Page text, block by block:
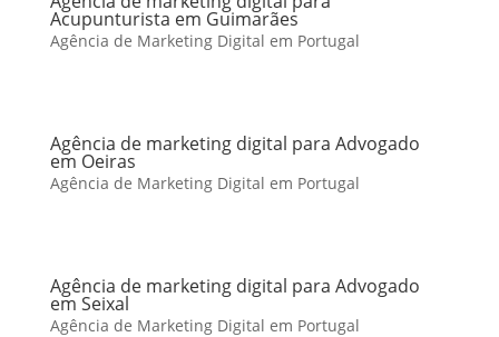
Acupunturista em Guimarães
Agência de Marketing Digital em Portugal
Agência de marketing digital para Advogado
em Oeiras
Agência de Marketing Digital em Portugal
Agência de marketing digital para Advogado
em Seixal
Agência de Marketing Digital em Portugal